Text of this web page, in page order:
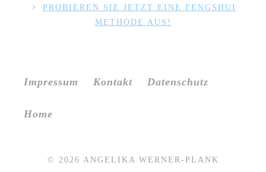
PROBIEREN SIE JETZT EINE FENGSHUI
METHODE AUS!
Impressum Kontakt Datenschutz
Home
© 2026 ANGELIKA WERNER-PLANK